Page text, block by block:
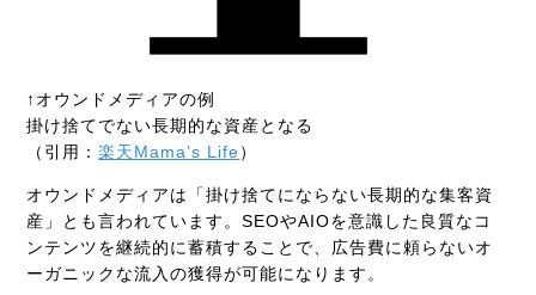
↑オウンドメディアの例
掛け捨てでない長期的な資産となる
（引用：楽天Mama’s Life）
オウンドメディアは「掛け捨てにならない長期的な集客資
産」とも言われています。SEOやAIOを意識した良質なコ
ンテンツを継続的に蓄積することで、広告費に頼らないオ
ーガニックな流入の獲得が可能になります。